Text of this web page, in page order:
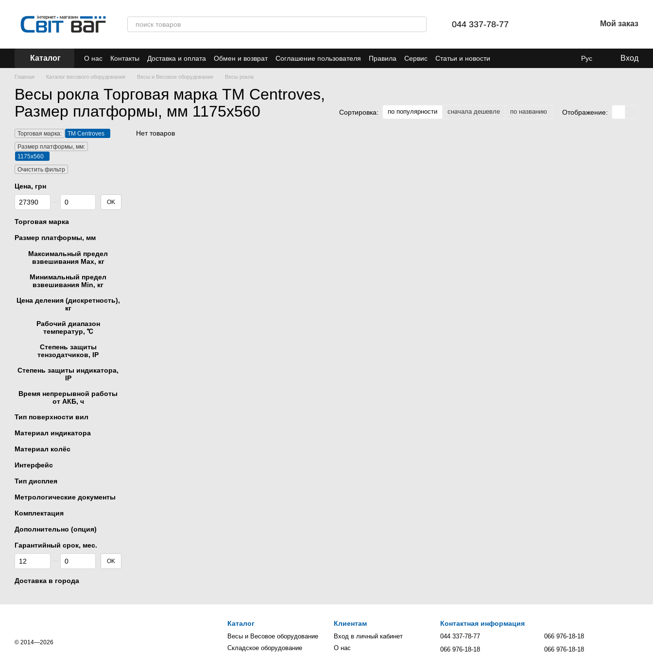
044 337-78-77 Мой заказ
Каталог О нас Контакты Доставка и оплата Обмен и возврат Соглашение пользователя Правила Сервис
Статьи и новости
Отзывы
Акции
Рус Вход
Главная Каталог весового оборудования Весы и Весовое оборудование Весы рокла
Весы рокла Торговая марка ТМ Centroves,
Размер платформы, мм 1175х560
Сортировка: по популярности сначала дешевле по названию Отображение:
Нет товаров
Торговая марка:
ТМ Centroves
Размер платформы, мм:
1175х560
Очистить фильтр
Цена, грн
От Цена, грн
До Цена, грн OK
Торговая марка
Размер платформы, мм
Максимальный предел
взвешивания Мах, кг
Минимальный предел
взвешивания Min, кг
Цена деления (дискретность),
кг
Рабочий диапазон
температур, ℃
Степень защиты
тензодатчиков, IP
Степень защиты индикатора,
IP
Время непрерывной работы
от АКБ, ч
Тип поверхности вил
Материал индикатора
Материал колёс
Интерфейс
Тип дисплея
Метрологические документы
Комплектация
Дополнительно (опция)
Гарантийный срок, мес.
От Гарантийный срок, мес.
До Гарантийный срок, мес. OK
Доставка в города
© 2014—2026
Каталог
Весы и Весовое оборудование
Складское оборудование
Клиентам
Вход в личный кабинет
О нас
Контактная информация
044 337-78-77
066 976-18-18
066 976-18-18
066 976-18-18